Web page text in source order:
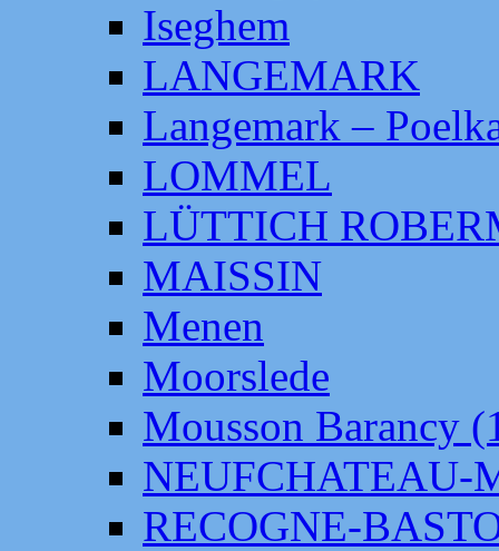
Iseghem
LANGEMARK
Langemark –
LOMMEL
LÜTTICH
MAISSIN
Menen
Moorslede
Mousson Barancy
NEUFCHATEAU-
RECOGNE-